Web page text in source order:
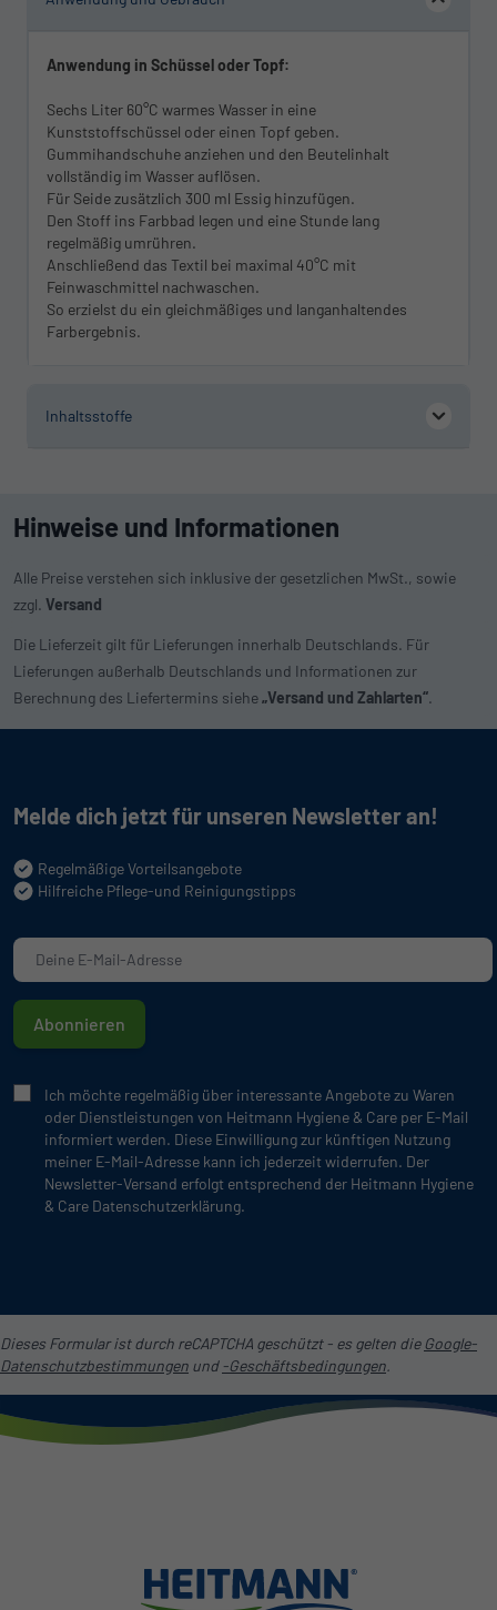
Anwendung in Schüssel oder Topf:
Sechs Liter 60°C warmes Wasser in eine
Kunststoffschüssel oder einen Topf geben.
Gummihandschuhe anziehen und den Beutelinhalt
vollständig im Wasser auflösen.
Für Seide zusätzlich 300 ml Essig hinzufügen.
Den Stoff ins Farbbad legen und eine Stunde lang
regelmäßig umrühren.
Anschließend das Textil bei maximal 40°C mit
Feinwaschmittel nachwaschen.
So erzielst du ein gleichmäßiges und langanhaltendes
Farbergebnis.
Inhaltsstoffe
Hinweise und Informationen
Alle Preise verstehen sich inklusive der gesetzlichen MwSt., sowie
zzgl. Versand
Die Lieferzeit gilt für Lieferungen innerhalb Deutschlands. Für
Lieferungen außerhalb Deutschlands und Informationen zur
Berechnung des Liefertermins siehe„Versand und Zahlarten“.
Melde dich jetzt für unseren Newsletter an!
Regelmäßige Vorteilsangebote
Hilfreiche Pflege-und Reinigungstipps
Abonnieren
Ich möchte regelmäßig über interessante Angebote zu Waren
oder Dienstleistungen von Heitmann Hygiene & Care per E-Mail
informiert werden. Diese Einwilligung zur künftigen Nutzung
meiner E-Mail-Adresse kann ich jederzeit widerrufen. Der
Newsletter-Versand erfolgt entsprechend der Heitmann Hygiene
& Care Datenschutzerklärung.
Dieses Formular ist durch reCAPTCHA geschützt - es gelten die Google-
Datenschutzbestimmungen und -Geschäftsbedingungen.